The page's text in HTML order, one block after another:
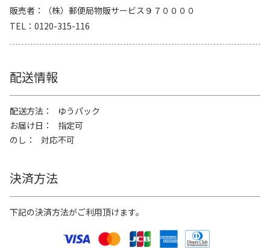
販売者
（株）郵便局物販サービス９７００００
TEL
0120-315-116
配送情報
配送方法
ゆうパック
お届け日
指定可
のし
対応不可
決済方法
下記の決済方法がご利用頂けます。